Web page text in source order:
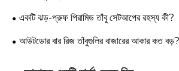
একটি ঝড়-প্রুফ পিরামিড তাঁবু সেটআপের রহস্য কী?
আউটডোর বার রিজ তাঁবুগুলির বাজারের আকার কত বড়?